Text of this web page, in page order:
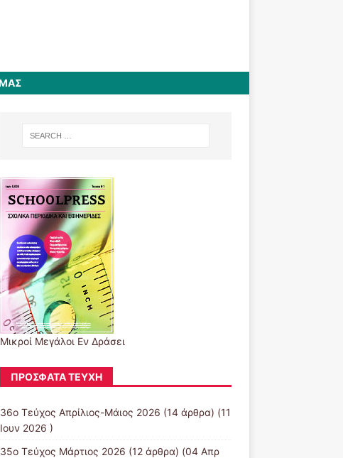
Μικροί Μεγάλοι Εν Δράσει
ΠΡΌΣΦΑΤΑ ΤΕΎΧΗ
36ο Τεύχος Απρίλιος-Μάιος 2026 (14 άρθρα) (11
Ιουν 2026 )
35ο Τεύχος Μάρτιος 2026 (12 άρθρα) (04 Απρ